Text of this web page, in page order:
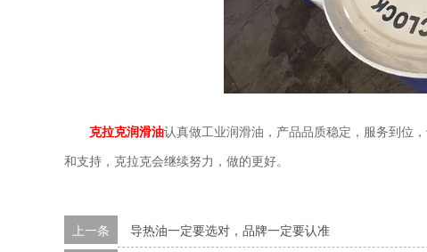
克拉克润滑油认真做工业润滑油，产品品质稳定，服务到位
和支持，克拉克会继续努力，做的更好。
上一条
导热油一定要选对，品牌一定要认准